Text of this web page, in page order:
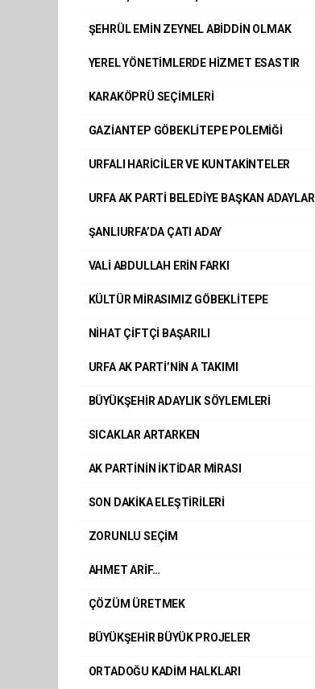
ŞEHRÜL EMİN ZEYNEL ABİDDİN OLMAK
YEREL YÖNETİMLERDE HİZMET ESASTIR
KARAKÖPRÜ SEÇİMLERİ
GAZİANTEP GÖBEKLİTEPE POLEMİĞİ
URFALI HARİCİLER VE KUNTAKİNTELER
URFA AK PARTİ BELEDİYE BAŞKAN ADAYLARI
ŞANLIURFA’DA ÇATI ADAY
VALİ ABDULLAH ERİN FARKI
KÜLTÜR MİRASIMIZ GÖBEKLİTEPE
NİHAT ÇİFTÇİ BAŞARILI
URFA AK PARTİ’NİN A TAKIMI
BÜYÜKŞEHİR ADAYLIK SÖYLEMLERİ
SICAKLAR ARTARKEN
AK PARTİNİN İKTİDAR MİRASI
SON DAKİKA ELEŞTİRİLERİ
ZORUNLU SEÇİM
AHMET ARİF…
ÇÖZÜM ÜRETMEK
BÜYÜKŞEHİR BÜYÜK PROJELER
ORTADOĞU KADİM HALKLARI